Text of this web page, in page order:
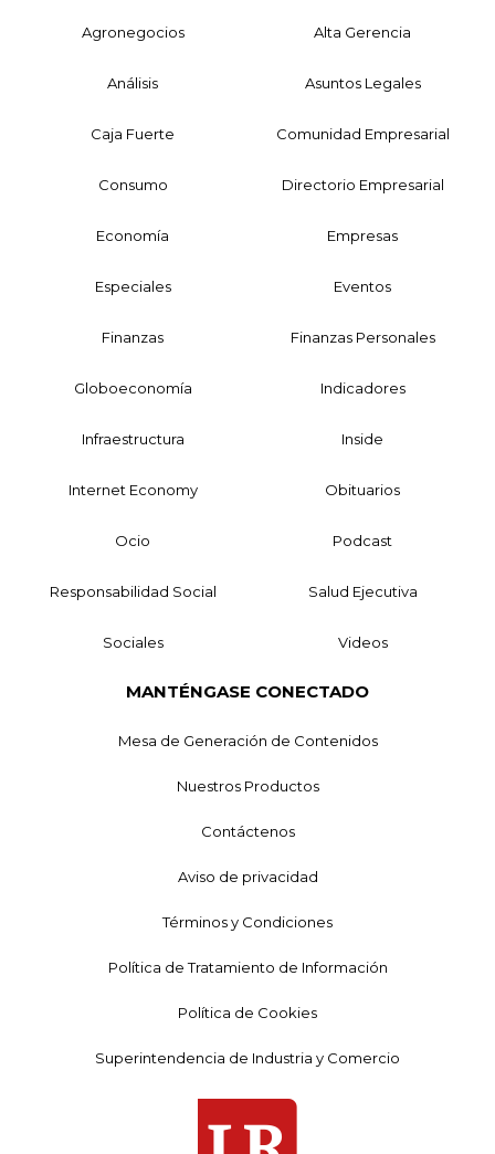
Agronegocios Alta Gerencia
Análisis Asuntos Legales
Caja Fuerte Comunidad Empresarial
Consumo Directorio Empresarial
Economía Empresas
Especiales Eventos
Finanzas Finanzas Personales
Globoeconomía Indicadores
Infraestructura Inside
Internet Economy Obituarios
Ocio Podcast
Responsabilidad Social Salud Ejecutiva
Sociales Videos
MANTÉNGASE CONECTADO
Mesa de Generación de Contenidos
Nuestros Productos
Contáctenos
Aviso de privacidad
Términos y Condiciones
Política de Tratamiento de Información
Política de Cookies
Superintendencia de Industria y Comercio